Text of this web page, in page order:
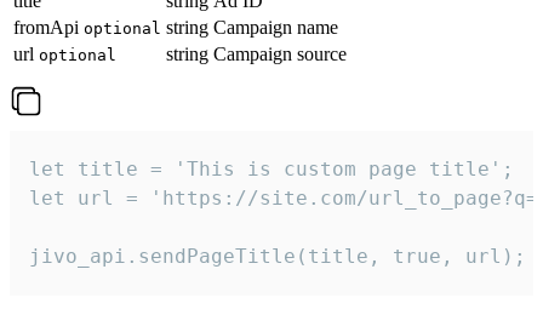
fromApi optional string Campaign name
url optional string Campaign source
let title = 'This is custom page title';
let url = 'https://site.com/
jivo_api.sendPageTitle(title, true, url);